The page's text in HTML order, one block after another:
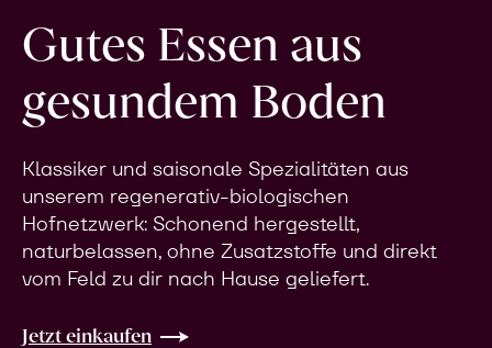
Gutes Essen aus
gesundem Boden
Klassiker und saisonale Spezialitäten aus
unserem regenerativ-biologischen
Hofnetzwerk: Schonend hergestellt,
naturbelassen, ohne Zusatzstoffe und direkt
vom Feld zu dir nach Hause geliefert.
Jetzt einkaufen